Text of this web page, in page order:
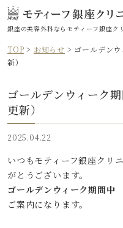
銀座の美容外科なら モティーフ銀座ク
TOP > お知らせ > ゴールデン
新）
ゴールデンウィーク
更新）
2025.04.22
いつもモティーフ銀座クリ
がとうございます。
ゴールデンウィーク期間
ご案内になります。